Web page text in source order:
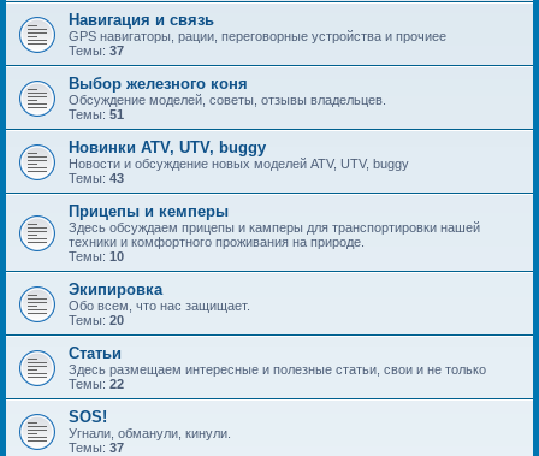
Навигация и связь
GPS навигаторы, рации, переговорные устройства и прочиее
Темы: 37
Выбор железного коня
Обсуждение моделей, советы, отзывы владельцев.
Темы: 51
Новинки ATV, UTV, buggy
Новости и обсуждение новых моделей ATV, UTV, buggy
Темы: 43
Прицепы и кемперы
Здесь обсуждаем прицепы и камперы для транспортировки нашей
техники и комфортного проживания на природе.
Темы: 10
Экипировка
Обо всем, что нас защищает.
Темы: 20
Статьи
Здесь размещаем интересные и полезные статьи, свои и не только
Темы: 22
SOS!
Угнали, обманули, кинули.
Темы: 37